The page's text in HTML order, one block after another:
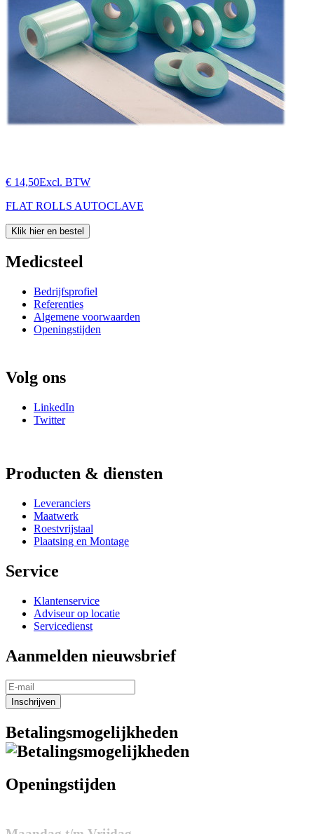
€ 14,50Excl. BTW
FLAT ROLLS AUTOCLAVE
Klik hier en bestel
Medicsteel
Bedrijfsprofiel
Referenties
Algemene voorwaarden
Openingstijden
Volg ons
LinkedIn
Twitter
Producten & diensten
Leveranciers
Maatwerk
Roestvrijstaal
Plaatsing en Montage
Service
Klantenservice
Adviseur op locatie
Servicedienst
Aanmelden nieuwsbrief
Inschrijven
Betalingsmogelijkheden
Openingstijden